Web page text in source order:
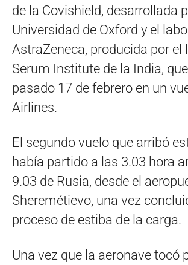
de la Covishield, desarrollada
Universidad de Oxford y el
AstraZeneca, producida por el
Serum Institute de la India,
pasado 17 de febrero en un
Airlines.
El segundo vuelo que arribó
había partido a las 3.03 hora
9.03 de Rusia, desde el
Sheremétievo, una vez
proceso de estiba de la carga.
Una vez que la aeronave tocó